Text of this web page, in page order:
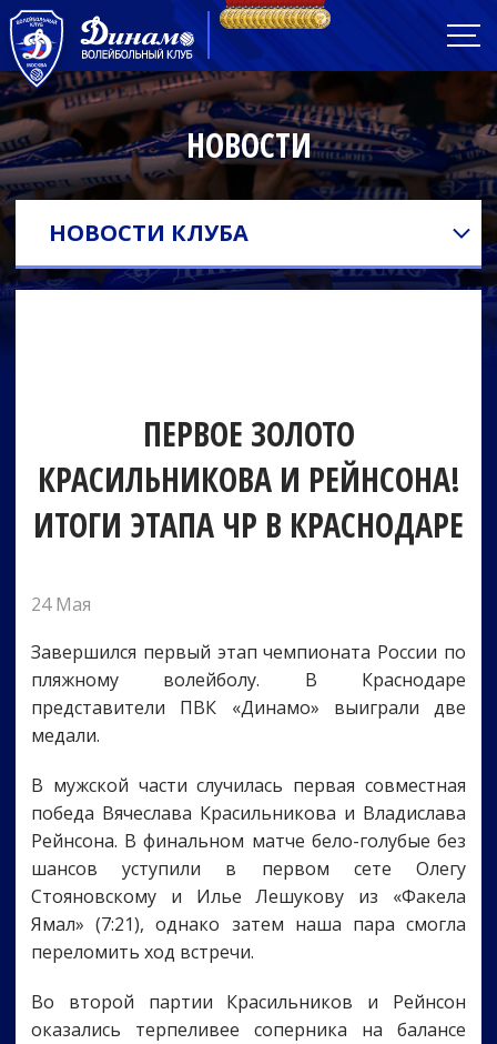
НОВОСТИ
НОВОСТИ КЛУБА
ПЕРВОЕ ЗОЛОТО
КРАСИЛЬНИКОВА И РЕЙНСОНА!
ИТОГИ ЭТАПА ЧР В КРАСНОДАРЕ
24 Мая
Завершился первый этап чемпионата России по
пляжному волейболу. В Краснодаре
представители ПВК «Динамо» выиграли две
медали.
В мужской части случилась первая совместная
победа Вячеслава Красильникова и Владислава
Рейнсона. В финальном матче бело-голубые без
шансов уступили в первом сете Олегу
Стояновскому и Илье Лешукову из «Факела
Ямал» (7:21), однако затем наша пара смогла
переломить ход встречи.
Во второй партии Красильников и Рейнсон
оказались терпеливее соперника на балансе